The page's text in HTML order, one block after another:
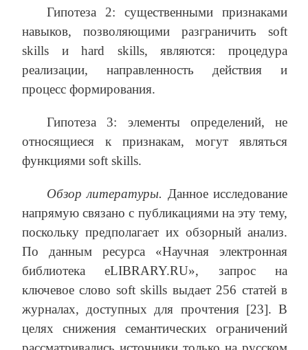
Гипотеза 2: существенными признаками
навыков, позволяющими разграничить soft
skills и hard skills, являются: процедура
реализации, направленность действия и
процесс формирования.
Гипотеза 3: элементы определений, не
относящиеся к признакам, могут являться
функциями soft skills.
Обзор литературы. Данное исследование
напрямую связано с публикациями на эту тему,
поскольку предполагает их обзорный анализ.
По данным ресурса «Научная электронная
библиотека еLIBRARY.RU», запрос на
ключевое слово soft skills выдает 256 статей в
журналах, доступных для прочтения [23]. В
целях снижения семантических ограничений